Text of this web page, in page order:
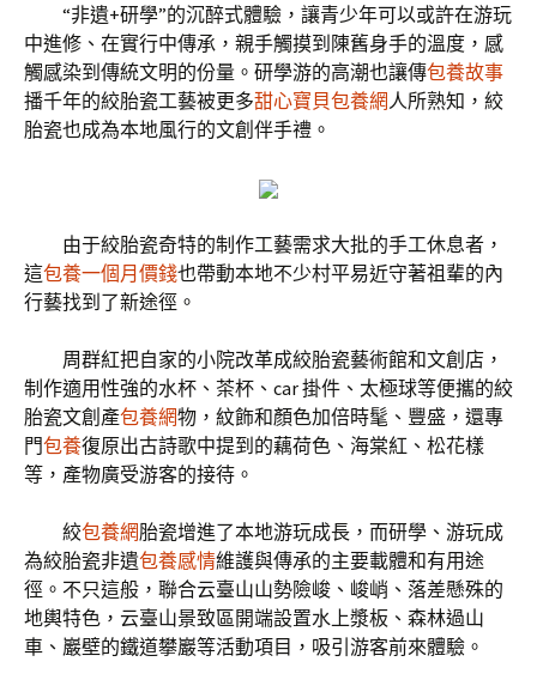
“非遺+研學”的沉醉式體驗，讓青少年可以或許在游玩
中進修、在實行中傳承，親手觸摸到陳舊身手的溫度，感
觸感染到傳統文明的份量。研學游的高潮也讓傳包養故事
播千年的絞胎瓷工藝被更多甜心寶貝包養網人所熟知，絞
胎瓷也成為本地風行的文創伴手禮。
由于絞胎瓷奇特的制作工藝需求大批的手工休息者，
這包養一個月價錢也帶動本地不少村平易近守著祖輩的內
行藝找到了新途徑。
周群紅把自家的小院改革成絞胎瓷藝術館和文創店，
制作適用性強的水杯、茶杯、car 掛件、太極球等便攜的絞
胎瓷文創產包養網物，紋飾和顏色加倍時髦、豐盛，還專
門包養復原出古詩歌中提到的藕荷色、海棠紅、松花樣
等，產物廣受游客的接待。
絞包養網胎瓷增進了本地游玩成長，而研學、游玩成
為絞胎瓷非遺包養感情維護與傳承的主要載體和有用途
徑。不只這般，聯合云臺山山勢險峻、峻峭、落差懸殊的
地輿特色，云臺山景致區開端設置水上漿板、森林過山
車、巖壁的鐵道攀巖等活動項目，吸引游客前來體驗。